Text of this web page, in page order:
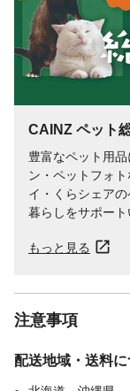
CAINZ ペット
豊富なペット用
ン・ペットフォ
イ・くらシェア
暮らしをサポート
もっと見る
注意事項
配送地域・送料に